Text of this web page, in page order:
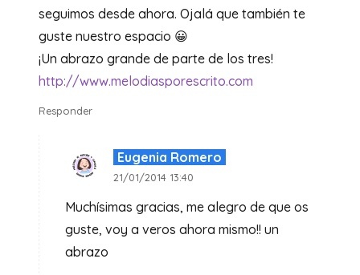
seguimos desde ahora. Ojalá que también te
guste nuestro espacio 😀
¡Un abrazo grande de parte de los tres!
http://www.melodiasporescrito.com
Responder
Eugenia Romero
21/01/2014 13:40
Muchísimas gracias, me alegro de que os
guste, voy a veros ahora mismo!! un
abrazo